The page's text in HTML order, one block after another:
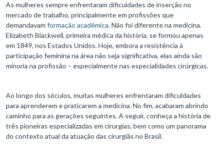
As mulheres sempre enfrentaram dificuldades de inserção no
mercado de trabalho, principalmente em profissões que
demandavam formação acadêmica. Não foi diferente na medicina.
Elizabeth Blackwell, primeira médica da história, se formou apenas
em 1849, nos Estados Unidos. Hoje, embora a resistência à
participação feminina na área não seja significativa, elas ainda são
minoria na profissão – especialmente nas especialidades cirúrgicas.
Ao longo dos séculos, muitas mulheres enfrentaram dificuldades
para aprenderem e praticarem a medicina. No fim, acabaram abrindo
caminho para as gerações seguintes. A seguir, conheça a história de
três pioneiras especializadas em cirurgias, bem como um panorama
do contexto atual da atuação das cirurgiãs no Brasil.